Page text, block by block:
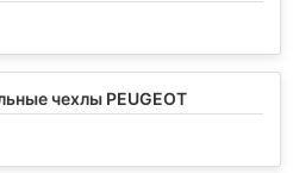
чехлы PEUGEOT